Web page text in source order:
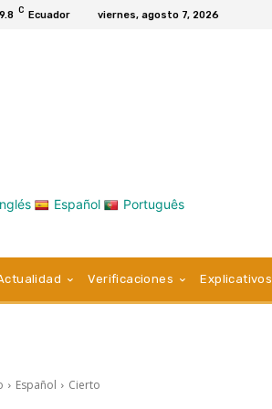
C Ecuador viernes, agosto 7, 2026
Español Português
Verificaciones Explicativos
Español Cierto